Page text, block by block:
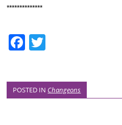
**************
F
e
er
POSTED IN Changeons